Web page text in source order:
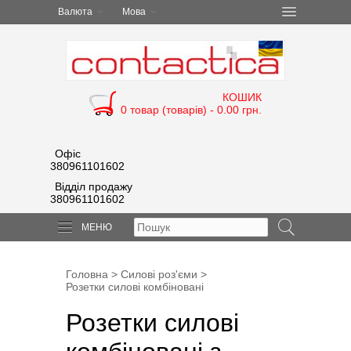
Валюта Мова
КОШИК
0 товар (товарів) - 0.00 грн.
Офіс
380961101602
Відділ продажу
380961101602
МЕНЮ
Головна > Силові роз'єми >
Розетки силові комбіновані
Розетки силові